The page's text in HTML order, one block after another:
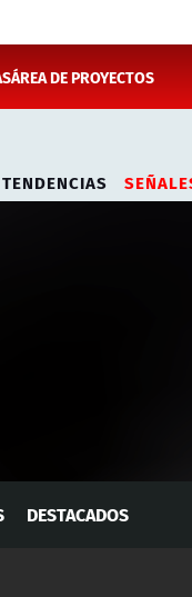
ÁREA DE PROYECTOS
DESTACADOS